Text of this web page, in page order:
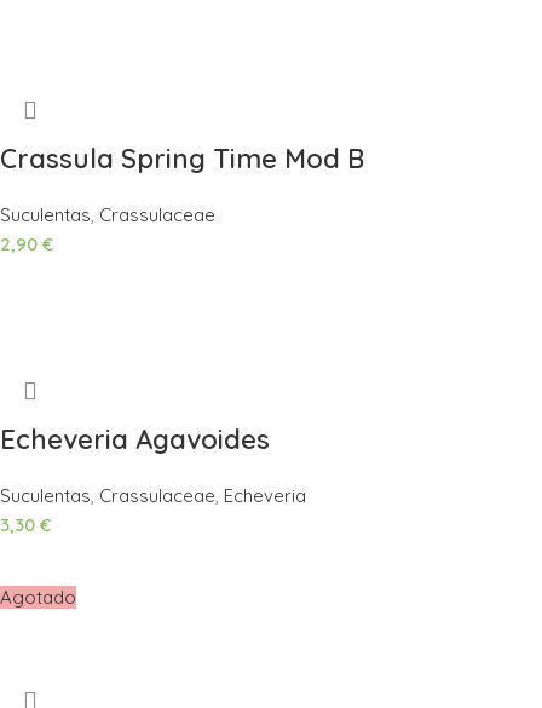
Crassula Spring Time Mod B
Suculentas, Crassulaceae
2,90 €
Echeveria Agavoides
Suculentas, Crassulaceae, Echeveria
3,30 €
Agotado